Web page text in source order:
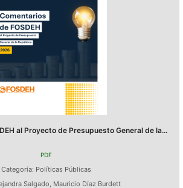
al Proyecto de Presupuesto General de la...
PDF
Categoría: Políticas Públicas
Salgado, Mauricio Díaz Burdett